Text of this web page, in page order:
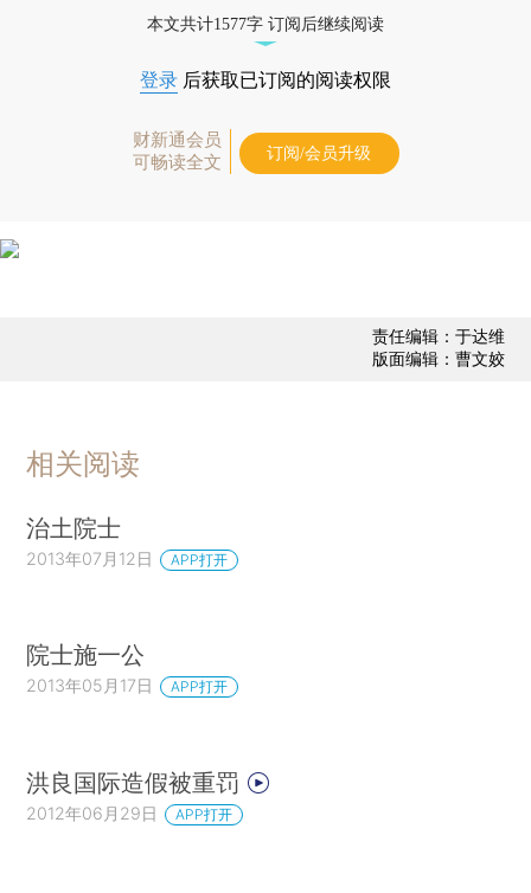
本文共计1577字 订阅后继续阅读
登录 后获取已订阅的阅读权限
财新通会员
可畅读全文
订阅/会员升级
责任编辑：于达维
版面编辑：曹文姣
相关阅读
治土院士
2013年07月12日 APP打开
院士施一公
2013年05月17日 APP打开
洪良国际造假被重罚
2012年06月29日 APP打开